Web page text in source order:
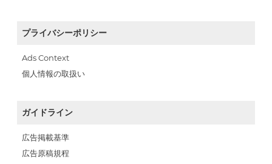
プライバシーポリシー
Ads Context
個人情報の取扱い
ガイドライン
広告掲載基準
広告原稿規程